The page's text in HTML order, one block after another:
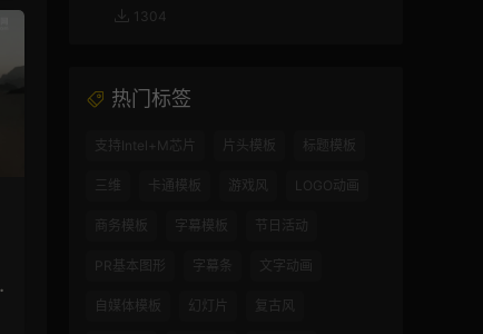
1304
热门标签
支持Intel+M芯片 片头模板 标题模板
三维 卡通模板 游戏风 LOGO动画
商务模板 字幕模板 节日活动
PR基本图形 字幕条 文字动画
自媒体模板 幻灯片 复古风